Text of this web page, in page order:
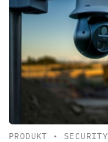
PRODUKT • SECURITY